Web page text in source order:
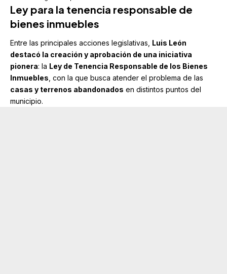
Ley para la tenencia responsable de
bienes inmuebles
Entre las principales acciones legislativas, Luis León
destacó la creación y aprobación de una iniciativa
pionera: la Ley de Tenencia Responsable de los Bienes
Inmuebles, con la que busca atender el problema de las
casas y terrenos abandonados en distintos puntos del
municipio.